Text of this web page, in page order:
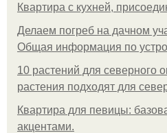
Квартира с кухней,
Делаем погреб на дачном
Общая информация по
10 растений для северного
растения подходят для
Квартира для певицы:
акцентами.